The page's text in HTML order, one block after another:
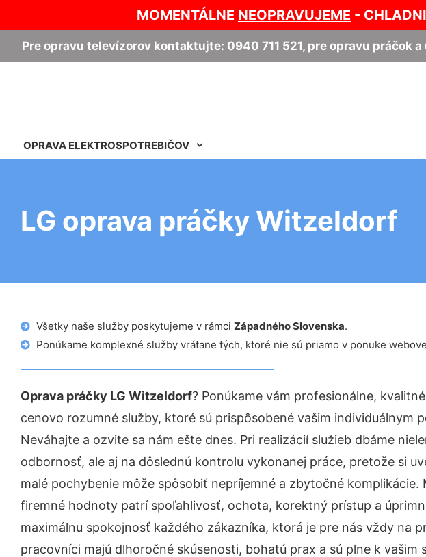
MOMENTÁLNE NEOPRAVUJEME -
Pre opravu televízorov kontaktujte: 0940 711 521, pre opravu práčok
OPRAVA ELEKTROSPOTREBIČOV
LG oprava práčky Witzeldorf
Všetky naše služby poskytujeme v rámci Západného Slovenska.
Ponúkame komplexné služby vrátane tých, ktoré nie sú priamo v ponuke
Oprava práčky LG Witzeldorf? Ponúkame vám profesionálne,
cenovo rozumné služby, ktoré sú prispôsobené vašim individuálnym
Neváhajte a ozvite sa nám ešte dnes. Pri realizácií služieb dbáme
odbornosť, ale aj na dôslednú kontrolu vykonanej práce, pretože si
malé pochybenie môže spôsobiť nepríjemné a zbytočné komplikácie.
firemné hodnoty patrí spoľahlivosť, ochota, korektný prístup a
maximálnu spokojnosť každého zákazníka, ktorá je pre nás vždy na
pracovníci majú dlhoročné skúsenosti, bohatú prax a sú plne k vašim